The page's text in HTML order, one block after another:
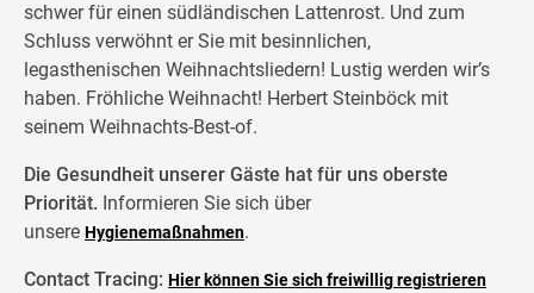
schwer für einen südländischen Lattenrost. Und zum
Schluss verwöhnt er Sie mit besinnlichen,
legasthenischen Weihnachtsliedern! Lustig werden wir’s
haben. Fröhliche Weihnacht! Herbert Steinböck mit
seinem Weihnachts-Best-of.
Die Gesundheit unserer Gäste hat für uns oberste
Priorität. Informieren Sie sich über
unsere Hygienemaßnahmen.
Contact Tracing: Hier können Sie sich freiwillig registrieren